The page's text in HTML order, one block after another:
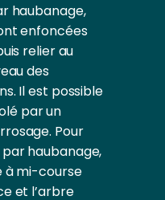
haubanage,
enfoncées
relier au
des
Il est possible
par un
Pour
haubanage,
à mi-course
et l’arbre